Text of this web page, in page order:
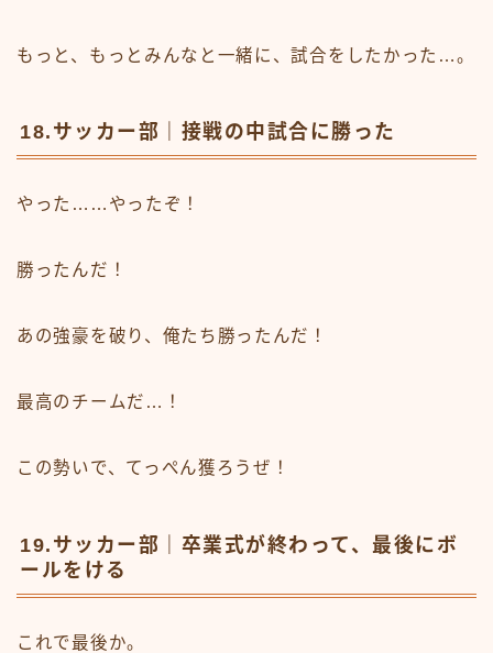
もっと、もっとみんなと一緒に、試合をしたかった…。
18.サッカー部｜接戦の中試合に勝った
やった……やったぞ！
勝ったんだ！
あの強豪を破り、俺たち勝ったんだ！
最高のチームだ…！
この勢いで、てっぺん獲ろうぜ！
19.サッカー部｜卒業式が終わって、最後にボ
ールをける
これで最後か。